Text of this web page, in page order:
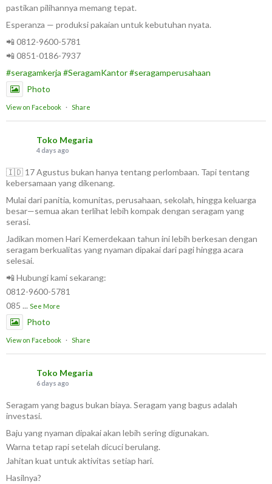
pastikan pilihannya memang tepat.
Esperanza — produksi pakaian untuk kebutuhan nyata.
📲 0812-9600-5781
📲 0851-0186-7937
#seragamkerja #SeragamKantor#seragamperusahaan
Photo
View on Facebook · Share
Toko Megaria
4 days ago
🇮🇩 17 Agustus bukan hanya tentang perlombaan. Tapi tentang
kebersamaan yang dikenang.
Mulai dari panitia, komunitas, perusahaan, sekolah, hingga keluarga
besar—semua akan terlihat lebih kompak dengan seragam yang
serasi.
Jadikan momen Hari Kemerdekaan tahun ini lebih berkesan dengan
seragam berkualitas yang nyaman dipakai dari pagi hingga acara
selesai.
📲 Hubungi kami sekarang:
0812-9600-5781
085 ... See More
Photo
View on Facebook · Share
Toko Megaria
6 days ago
Seragam yang bagus bukan biaya. Seragam yang bagus adalah
investasi.
Baju yang nyaman dipakai akan lebih sering digunakan.
Warna tetap rapi setelah dicuci berulang.
Jahitan kuat untuk aktivitas setiap hari.
Hasilnya?